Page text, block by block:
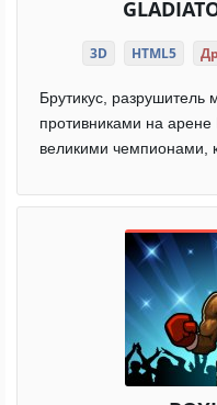
3D HTML5
Брутикус, разрушитель
противниками на
великими чемпионами,